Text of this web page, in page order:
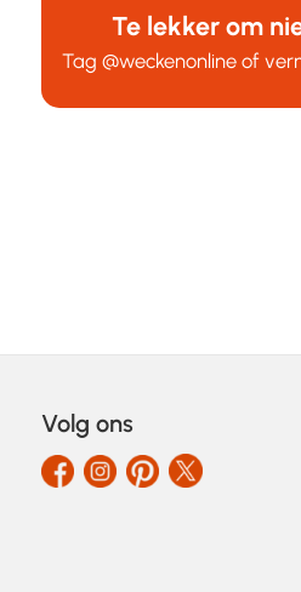
Te lekker om
Tag@weckenonline of
Volg ons